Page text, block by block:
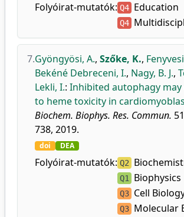
Folyóirat-mutatók: Q4 Education
Q4
7.Gyöngyösi, A., Szőke, K.,
Bekéné Debreceni, I., Nagy, B. J.,
Lekli, I.: Inhibited autophagy
to heme toxicity in
Biochem. Biophys. Res. Commun.
738, 2019.
doi DEA
Folyóirat-mutatók: Q2
Q1 Biophysics
Q3 Cell
Q3 Molecular